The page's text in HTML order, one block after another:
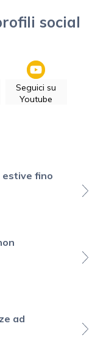
social
Seguici su
Youtube
estive fino
ad